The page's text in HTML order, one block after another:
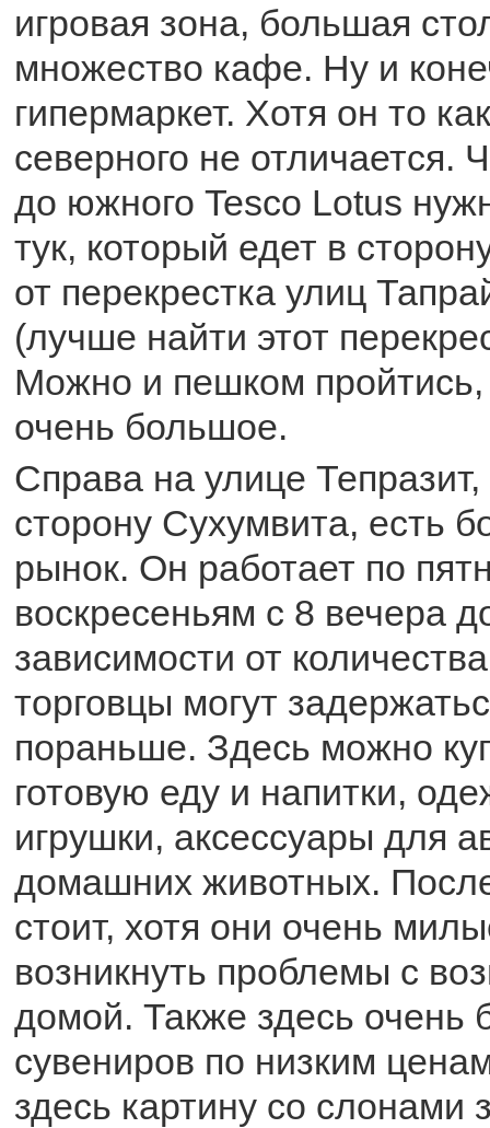
игровая зона, большая
множество кафе. Ну и
гипермаркет. Хотя он то
северного не отличается.
до южного Tesco Lotus
тук, который едет в
от перекрестка улиц
(лучше найти этот
Можно и пешком пройтись,
очень большое.
Справа на улице Тепразит,
сторону Сухумвита, есть
рынок. Он работает по
воскресеньям с 8 вечера
зависимости от
торговцы могут
пораньше. Здесь можно
готовую еду и напитки,
игрушки, аксессуары для
домашних животных.
стоит, хотя они очень
возникнуть проблемы с
домой. Также здесь очень
сувениров по низким
здесь картину со слонами